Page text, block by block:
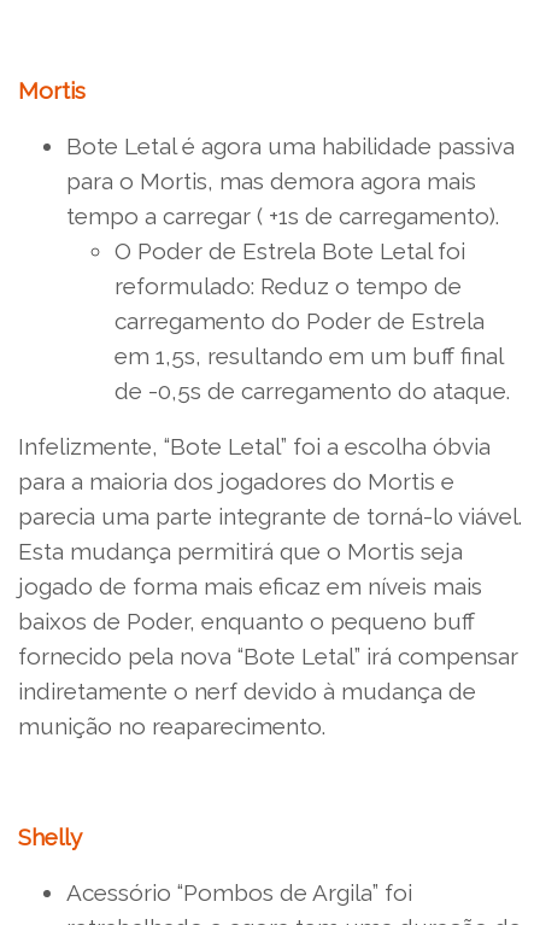
Mortis
Bote Letal é agora uma habilidade passiva
para o Mortis, mas demora agora mais
tempo a carregar ( +1s de carregamento).
O Poder de Estrela Bote Letal foi
reformulado: Reduz o tempo de
carregamento do Poder de Estrela
em 1,5s, resultando em um buff final
de -0,5s de carregamento do ataque.
Infelizmente, “Bote Letal” foi a escolha óbvia
para a maioria dos jogadores do Mortis e
parecia uma parte integrante de torná-lo viável.
Esta mudança permitirá que o Mortis seja
jogado de forma mais eficaz em níveis mais
baixos de Poder, enquanto o pequeno buff
fornecido pela nova “Bote Letal” irá compensar
indiretamente o nerf devido à mudança de
munição no reaparecimento.
Shelly
Acessório “Pombos de Argila” foi